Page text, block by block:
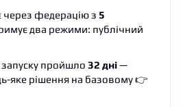
федерацію з 5
два режими: публічний
запуску пройшло 32 дні—
яке рішення на базовому 👉